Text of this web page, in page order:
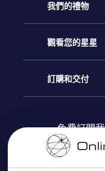
客戶服務
聯繫我們
博客
評論
我們的禮物
Online Star禮物
OSR禮物包
OSR 禮物卡
觀看您的星星
星星注册
個性化的Star
訂購和交付
付款資訊
免費訂閱